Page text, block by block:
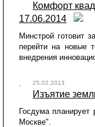
Комфорт
17.06.2014
Минстрой готовит
перейти на новые
внедрения
25.02.2013
Изъятие
Госдума планирует
Москве".